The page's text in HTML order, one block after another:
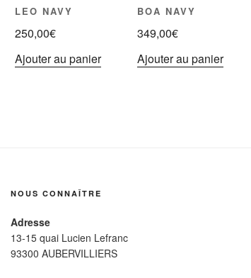
LEO NAVY
250,00€
Ajouter au panier
BOA NAVY
349,00€
Ajouter au panier
NOUS CONNAÎTRE
Adresse
13-15 quai Lucien Lefranc
93300 AUBERVILLIERS